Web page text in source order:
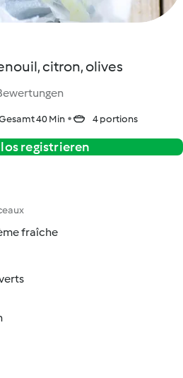
citron, olives
40 Min 4 portions
registrieren
fraîche